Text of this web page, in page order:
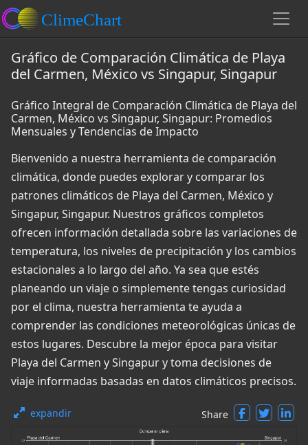
Gráfico de Comparación Climática de Playa
del Carmen, México vs Singapur, Singapur
Gráfico Integral de Comparación Climática de Playa del
Carmen, México vs Singapur, Singapur: Promedios
Mensuales y Tendencias de Impacto
Bienvenido a nuestra herramienta de comparación
climática, donde puedes explorar y comparar los
patrones climáticos de Playa del Carmen, México y
Singapur, Singapur. Nuestros gráficos completos
ofrecen información detallada sobre las variaciones de
temperatura, los niveles de precipitación y los cambios
estacionales a lo largo del año. Ya sea que estés
planeando un viaje o simplemente tengas curiosidad
por el clima, nuestra herramienta te ayuda a
comprender las condiciones meteorológicas únicas de
estos lugares. Descubre la mejor época para visitar
Playa del Carmen y Singapur y toma decisiones de
viaje informadas basadas en datos climáticos precisos.
expandir Share